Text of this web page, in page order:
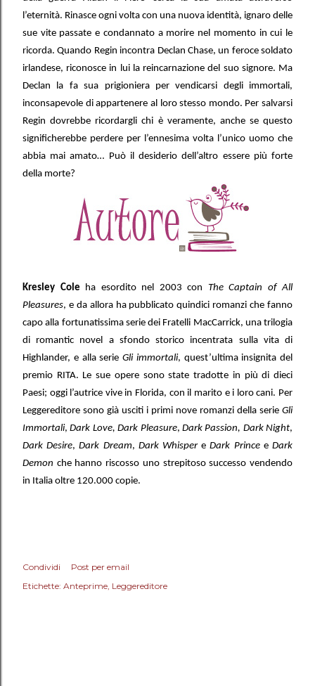
l’eternità. Rinasce ogni volta con una nuova identità, ignaro delle
sue vite passate e condannato a morire nel momento in cui le
ricorda. Quando Regin incontra Declan Chase, un feroce soldato
irlandese, riconosce in lui la reincarnazione del suo signore. Ma
Declan la fa sua prigioniera per vendicarsi degli immortali,
inconsapevole di appartenere al loro stesso mondo. Per salvarsi
Regin dovrebbe ricordargli chi è veramente, anche se questo
significherebbe perdere per l’ennesima volta l’unico uomo che
abbia mai amato… Può il desiderio dell’altro essere più forte
della morte?
Kresley Cole ha esordito nel 2003 con The Captain of All
Pleasures, e da allora ha pubblicato quindici romanzi che fanno
capo alla fortunatissima serie dei Fratelli MacCarrick, una trilogia
di romantic novel a sfondo storico incentrata sulla vita di
Highlander, e alla serie Gli immortali, quest’ultima insignita del
premio RITA. Le sue opere sono state tradotte in più di dieci
Paesi; oggi l’autrice vive in Florida, con il marito e i loro cani. Per
Leggereditore sono già usciti i primi nove romanzi della serie Gli
Immortali,Dark Love, Dark Pleasure, Dark Passion, Dark Night,
Dark Desire,Dark Dream, Dark WhispereDark PrinceeDark
Demon che hanno riscosso uno strepitoso successo vendendo
in Italia oltre 120.000 copie.
Condividi
Post per email
Etichette: Anteprime Leggereditore